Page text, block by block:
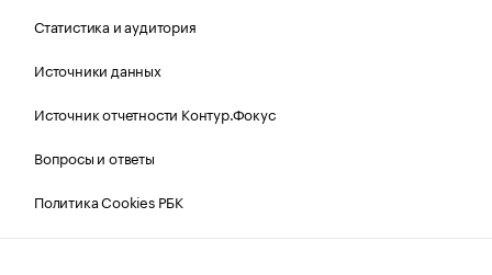
Статистика и аудитория
Источники данных
Источник отчетности Контур.Фокус
Вопросы и ответы
Политика Cookies РБК